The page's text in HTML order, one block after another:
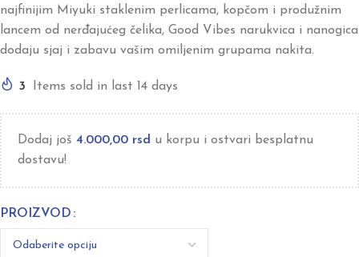
najfinijim Miyuki staklenim perlicama, kopčom i produžnim
lancem od nerđajućeg čelika, Good Vibes narukvica i nanogica
dodaju sjaj i zabavu vašim omiljenim grupama nakita.
3 Items sold in last 14 days
Dodaj još 4.000,00 rsd u korpu i ostvari besplatnu
dostavu!
PROIZVOD